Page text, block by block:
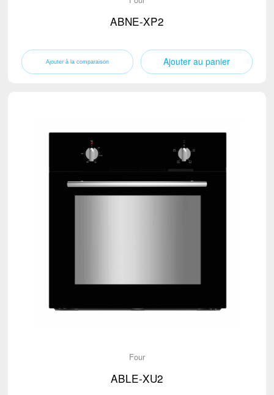
ABNE-XP2
Ajouter au panier
Four
ABLE-XU2